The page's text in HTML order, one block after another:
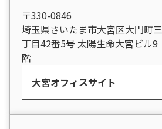
〒330-0846
埼玉県さいたま市大宮区大門町三
丁目42番5号 太陽生命大宮ビル9
階
大宮オフィスサイト